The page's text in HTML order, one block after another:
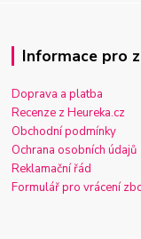
Informace pro
Doprava a platba
Recenze z Heureka.cz
Obchodní podmínky
Ochrana osobních údajů
Reklamační řád
Formulář pro vrácení